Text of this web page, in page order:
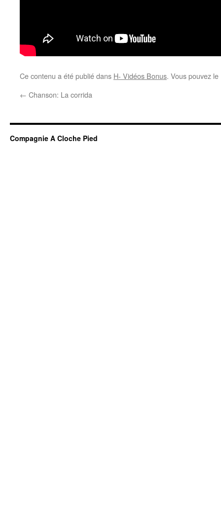
Ce contenu a été publié dans H- Vidéos Bonus. Vous pouvez
← Chanson: La corrida
Compagnie A Cloche Pied